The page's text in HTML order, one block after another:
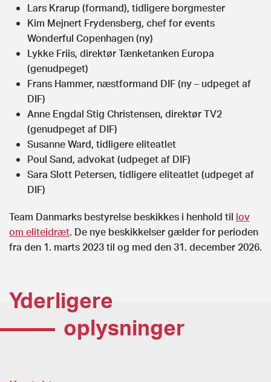
Lars Krarup (formand), tidligere borgmester
Kim Mejnert Frydensberg, chef for events
Wonderful Copenhagen (ny)
Lykke Friis, direktør Tænketanken Europa
(genudpeget)
Frans Hammer, næstformand DIF (ny – udpeget af
DIF)
Anne Engdal Stig Christensen, direktør TV2
(genudpeget af DIF)
Susanne Ward, tidligere eliteatlet
Poul Sand, advokat (udpeget af DIF)
Sara Slott Petersen, tidligere eliteatlet (udpeget af
DIF)
Team Danmarks bestyrelse beskikkes i henhold til lov
om eliteidræt. De nye beskikkelser gælder for perioden
fra den 1. marts 2023 til og med den 31. december 2026.
Yderligere
oplysninger